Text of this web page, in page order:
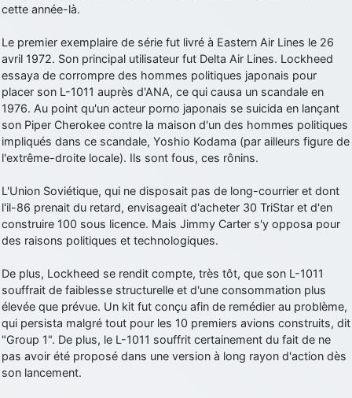
cette année-là.
Le premier exemplaire de série fut livré à Eastern Air Lines le 26
avril 1972. Son principal utilisateur fut Delta Air Lines. Lockheed
essaya de corrompre des hommes politiques japonais pour
placer son L-1011 auprès d'ANA, ce qui causa un scandale en
1976. Au point qu'un acteur porno japonais se suicida en lançant
son Piper Cherokee contre la maison d'un des hommes politiques
impliqués dans ce scandale, Yoshio Kodama (par ailleurs figure de
l'extrême-droite locale). Ils sont fous, ces rônins.
L'Union Soviétique, qui ne disposait pas de long-courrier et dont
l'il-86 prenait du retard, envisageait d'acheter 30 TriStar et d'en
construire 100 sous licence. Mais Jimmy Carter s'y opposa pour
des raisons politiques et technologiques.
De plus, Lockheed se rendit compte, très tôt, que son L-1011
souffrait de faiblesse structurelle et d'une consommation plus
élevée que prévue. Un kit fut conçu afin de remédier au problème,
qui persista malgré tout pour les 10 premiers avions construits, dit
"Group 1". De plus, le L-1011 souffrit certainement du fait de ne
pas avoir été proposé dans une version à long rayon d'action dès
son lancement.